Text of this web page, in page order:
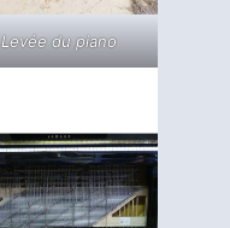
Levée du piano